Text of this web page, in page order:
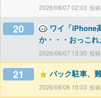
2026/08/07 02:03
20
ワイ「iPhone
か・・・おっこ
2026/08/07 13:30
21 バック駐車、
2026/08/08 15:03